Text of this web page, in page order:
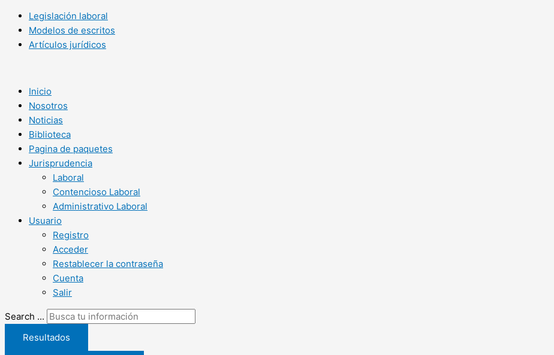
Legislación laboral
Modelos de escritos
Artículos jurídicos
Inicio
Nosotros
Noticias
Biblioteca
Pagina de paquetes
Jurisprudencia
Laboral
Contencioso Laboral
Administrativo Laboral
Usuario
Registro
Acceder
Restablecer la contraseña
Cuenta
Salir
Search ...
Resultados